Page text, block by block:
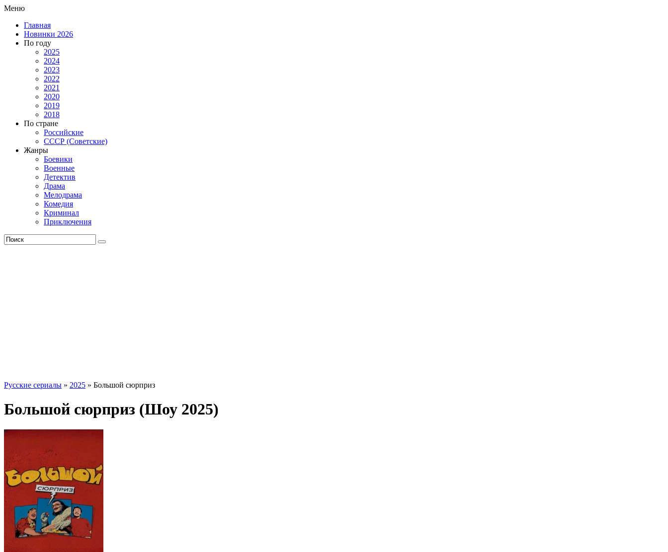
Меню
Главная
Новинки 2026
По году
2025
2024
2023
2022
2021
2020
2019
2018
По стране
Российские
СССР (Советские)
Жанры
Боевики
Военные
Детектив
Драма
Мелодрама
Комедия
Криминал
Приключения
Русские сериалы » 2025 » Большой сюрприз
Большой сюрприз (Шоу 2025)